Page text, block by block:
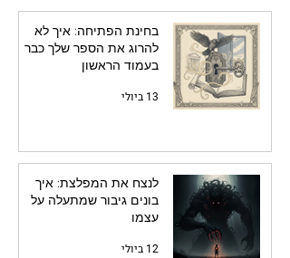
בחינת הפתיחה: איך לא
להרוג את הספר שלך כבר
בעמוד הראשון
13 ביולי
לנצח את המפלצת: איך
בונים גיבור שמתעלה על
עצמו
12 ביולי